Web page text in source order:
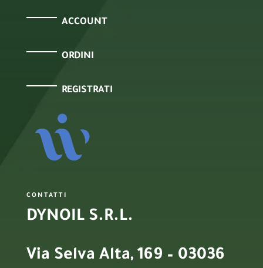
ACCOUNT
ORDINI
REGISTRATI
CONTATTI
DYNOIL S.R.L.
Via Selva Alta, 169 – 03036